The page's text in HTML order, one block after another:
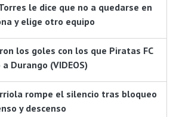
le dice que no a quedarse en
y elige otro equipo
los goles con los que Piratas FC
Durango (VIDEOS)
rompe el silencio tras bloqueo
y descenso